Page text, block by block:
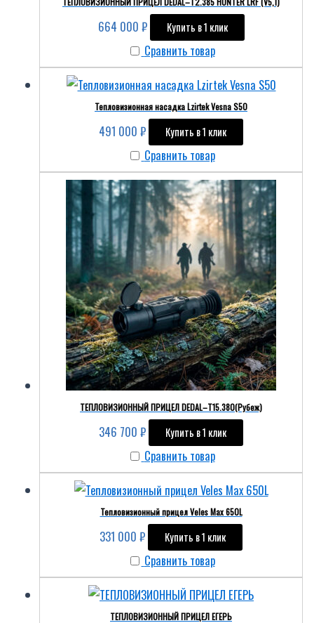
664 000 ₽ Купить в 1 клик
Сравнить товар
Тепловизионная насадка Lzirtek Vesna S50
491 000 ₽ Купить в 1 клик
Сравнить товар
ТЕПЛОВИЗИОННЫЙ ПРИЦЕЛ DEDAL–T15.380(Рубеж)
346 700 ₽ Купить в 1 клик
Сравнить товар
Тепловизионный прицел Veles Max 650L
331 000 ₽ Купить в 1 клик
Сравнить товар
ТЕПЛОВИЗИОННЫЙ ПРИЦЕЛ ЕГЕРЬ